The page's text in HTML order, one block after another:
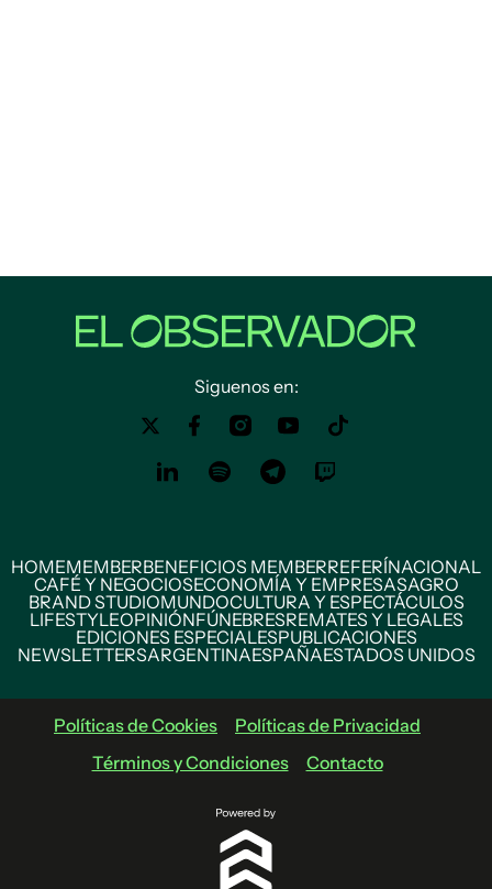
Siguenos en:
HOMEMEMBERBENEFICIOS MEMBERREFERÍNACIONAL
CAFÉ Y NEGOCIOSECONOMÍA Y EMPRESASAGRO
BRAND STUDIOMUNDOCULTURA Y ESPECTÁCULOS
LIFESTYLEOPINIÓNFÚNEBRESREMATES Y LEGALES
EDICIONES ESPECIALESPUBLICACIONES
NEWSLETTERSARGENTINAESPAÑAESTADOS UNIDOS
Políticas de Cookies
Políticas de Privacidad
Términos y Condiciones
Contacto